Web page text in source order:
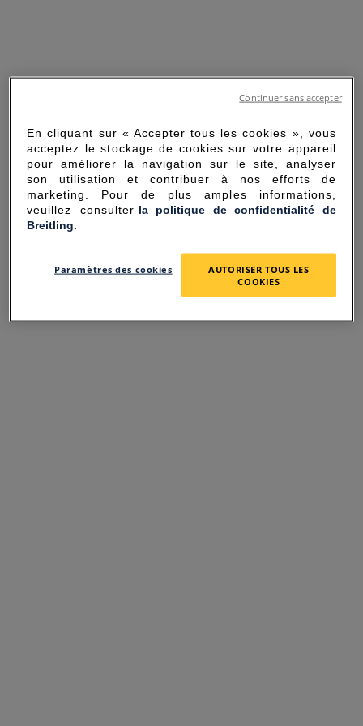
SORRY FOR THE
INCONVENIENCE
UNEXPECTED ERROR OCCURRED.
En cliquant sur « Accepter tous les cookies », vous
acceptez le stockage de cookies sur votre appareil
pour améliorer la navigation sur le site, analyser
son utilisation et contribuer à nos efforts de
marketing. Pour de plus amples informations,
veuillez consulter la politique de confidentialité de
Breitling.
Paramètres des cookies
AUTORISER TOUS LES
COOKIES
Continuer sans accepter